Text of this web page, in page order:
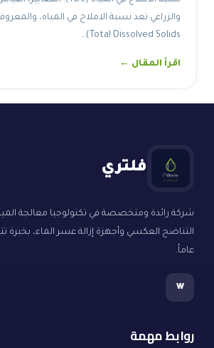
(Total Dissolved Solids…
اقرأ المقال ←
فلتري
شركة رائدة ومتخصصة في تكنولوجيا معالجة
عاماً.
w
روابط مهمة